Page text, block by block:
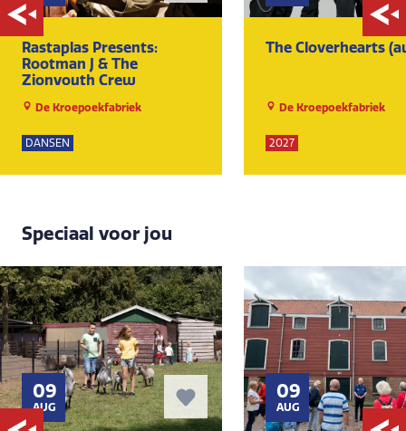
Rastaplas Presents:
Rootman J & The
Zionyouth Crew
De Kroepoekfabriek
DANSEN
The Cloverhearts
De Kroepoekfabriek
2027
Speciaal voor jou
09
AUG
09
AUG